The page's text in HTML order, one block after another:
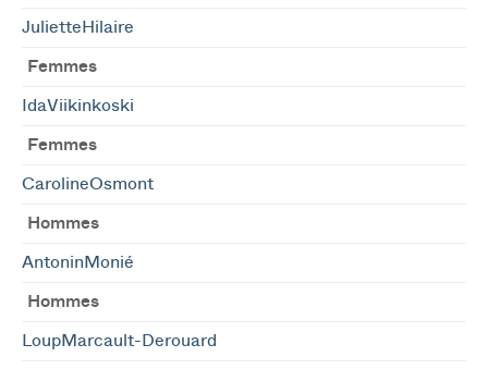
JulietteHilaire
Femmes
IdaViikinkoski
Femmes
CarolineOsmont
Hommes
AntoninMonié
Hommes
LoupMarcault-Derouard